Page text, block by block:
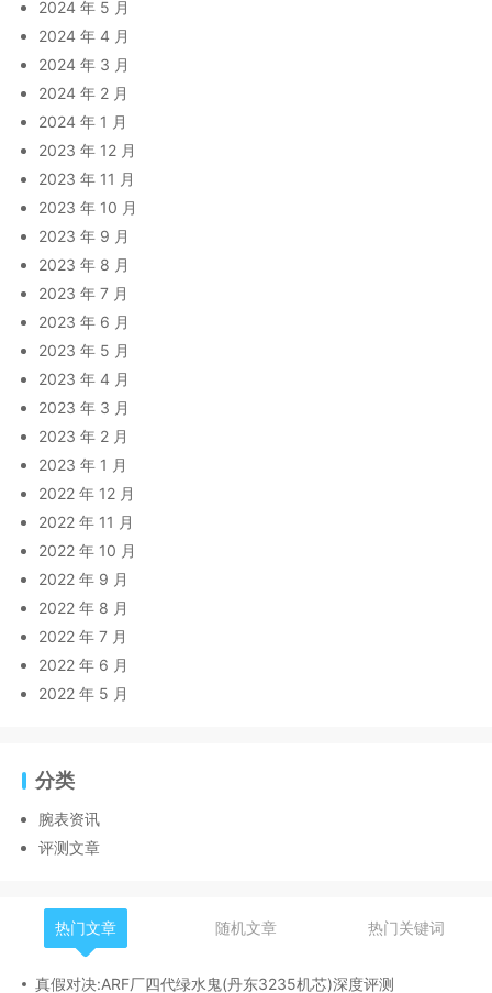
2024 年 5 月
2024 年 4 月
2024 年 3 月
2024 年 2 月
2024 年 1 月
2023 年 12 月
2023 年 11 月
2023 年 10 月
2023 年 9 月
2023 年 8 月
2023 年 7 月
2023 年 6 月
2023 年 5 月
2023 年 4 月
2023 年 3 月
2023 年 2 月
2023 年 1 月
2022 年 12 月
2022 年 11 月
2022 年 10 月
2022 年 9 月
2022 年 8 月
2022 年 7 月
2022 年 6 月
2022 年 5 月
分类
腕表资讯
评测文章
热门文章 随机文章 热门关键词
真假对决:ARF厂四代绿水鬼(丹东3235机芯)深度评测